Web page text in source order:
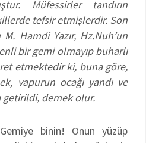
Müfessirler tandırın
tefsir etmişlerdir. Son
Hamdi Yazır, Hz.Nuh’un
bir gemi olmayıp buharlı
etmektedir ki, buna göre,
vapurun ocağı yandı ve
getirildi, demek olur.
binin! Onun yüzüp